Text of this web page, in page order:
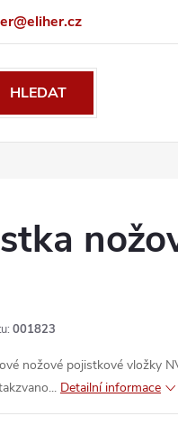
Specialista na Bordeaux
HLEDAT
001823
nožové pojistkové vložky
Detailní informace